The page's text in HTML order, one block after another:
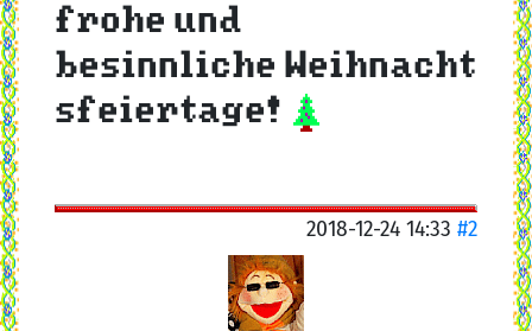
frohe und
besinnliche Weihnacht
sfeiertage!
2018-12-24 14:33 #2